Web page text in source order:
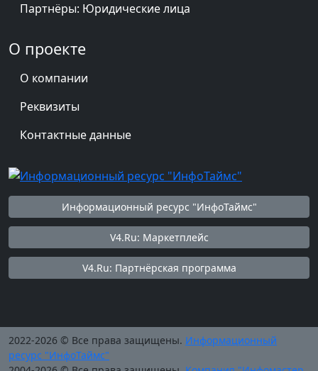
Партнёры: Юридические лица
О проекте
О компании
Реквизиты
Контактные данные
Информационный ресурс "ИнфоТаймс"
V4.Ru: Маркетплейс
V4.Ru: Партнёрская программа
2022-2026 © Все права защищены. Информационный
ресурс "ИнфоТаймс"